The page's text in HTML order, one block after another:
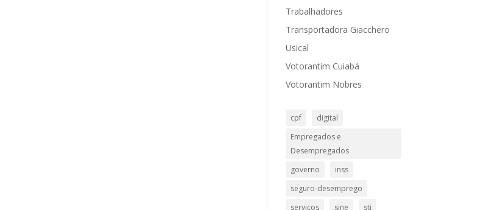
Trabalhadores
Transportadora Giacchero
Usical
Votorantim Cuiabá
Votorantim Nobres
cpf
digital
Empregados e
Desempregados
governo
inss
seguro-desemprego
serviços
sine stj